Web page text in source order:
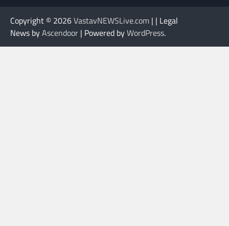
Copyright © 2026VastavNEWSLive.com | | Legal
News byAscendoor | Powered byWordPress.